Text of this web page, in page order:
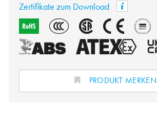
Zertifikate zum Download
PRODUKT MERKEN